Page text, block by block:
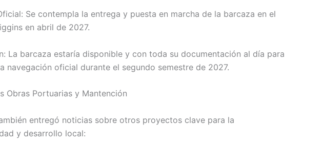
Se contempla la entrega y puesta en marcha de la barcaza en el
en abril de 2027.
La barcaza estaría disponible y con toda su documentación al día para
navegación oficial durante el segundo semestre de 2027.
Obras Portuarias y Mantención
entregó noticias sobre otros proyectos clave para la
y desarrollo local: